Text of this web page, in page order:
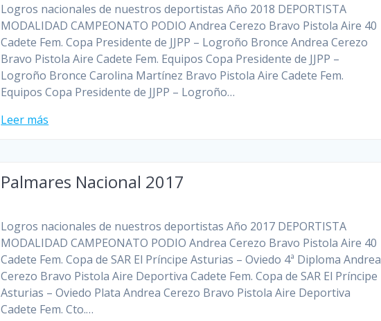
Logros nacionales de nuestros deportistas Año 2018 DEPORTISTA
MODALIDAD CAMPEONATO PODIO Andrea Cerezo Bravo Pistola Aire 40
Cadete Fem. Copa Presidente de JJPP – Logroño Bronce Andrea Cerezo
Bravo Pistola Aire Cadete Fem. Equipos Copa Presidente de JJPP –
Logroño Bronce Carolina Martínez Bravo Pistola Aire Cadete Fem.
Equipos Copa Presidente de JJPP – Logroño…
Leer más
Palmares Nacional 2017
Logros nacionales de nuestros deportistas Año 2017 DEPORTISTA
MODALIDAD CAMPEONATO PODIO Andrea Cerezo Bravo Pistola Aire 40
Cadete Fem. Copa de SAR El Príncipe Asturias – Oviedo 4ª Diploma Andrea
Cerezo Bravo Pistola Aire Deportiva Cadete Fem. Copa de SAR El Príncipe
Asturias – Oviedo Plata Andrea Cerezo Bravo Pistola Aire Deportiva
Cadete Fem. Cto.…